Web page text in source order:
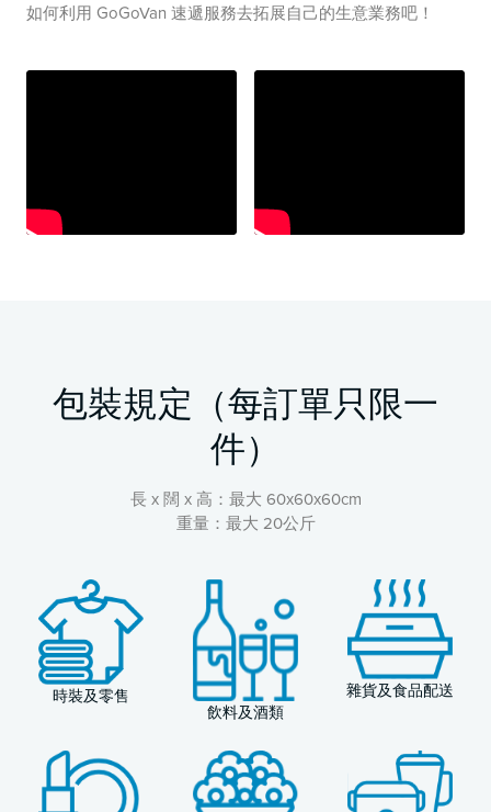
如何利用 GoGoVan 速遞服務去拓展自己的生意業務吧！
包裝規定（每訂單只限一
件）
長 x 闊 x 高：最大 60x60x60cm
重量：最大 20公斤
時裝及零售
飲料及酒類
雜貨及食品配送